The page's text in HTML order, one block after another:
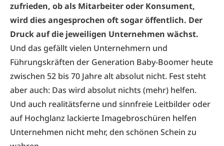
zufrieden, ob als Mitarbeiter oder Konsument,
wird dies angesprochen oft sogar öffentlich. Der
Druck auf die jeweiligen Unternehmen wächst.
Und das gefällt vielen Unternehmern und
Führungskräften der Generation Baby-Boomer heute
zwischen 52 bis 70 Jahre alt absolut nicht. Fest steht
aber auch: Das wird absolut nichts (mehr) helfen.
Und auch realitätsferne und sinnfreie Leitbilder oder
auf Hochglanz lackierte Imagebroschüren helfen
Unternehmen nicht mehr, den schönen Schein zu